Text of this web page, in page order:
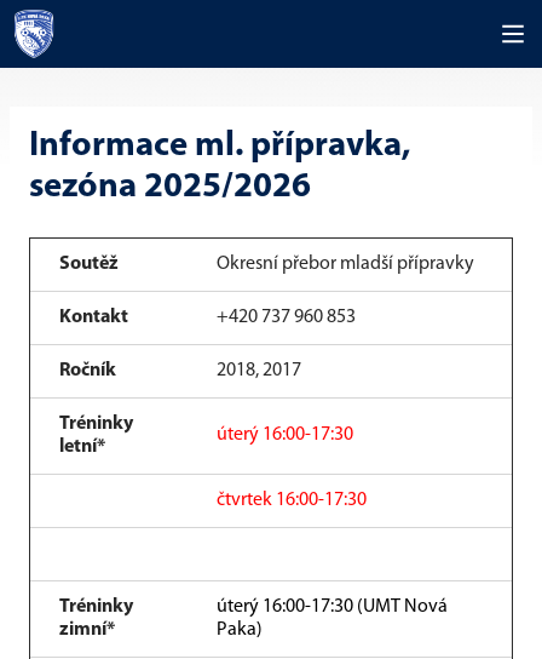
Informace ml. přípravka,
sezóna 2025/2026
Soutěž Okresní přebor mladší přípravky
Kontakt +420 737 960 853
Ročník 2018, 2017
Tréninky
letní*
úterý 16:00-17:30
čtvrtek 16:00-17:30
Tréninky
zimní*
úterý 16:00-17:30 (UMT Nová
Paka)